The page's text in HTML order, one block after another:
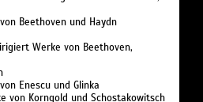
Beethoven und Haydn
Werke von Beethoven,
Enescu und Glinka
von Korngold und Schostakowitsch